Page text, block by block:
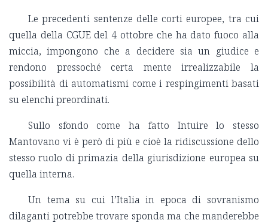
Le precedenti sentenze delle corti europee, tra cui
quella della CGUE del 4 ottobre che ha dato fuoco alla
miccia, impongono che a decidere sia un giudice e
rendono pressoché certa mente irrealizzabile la
possibilità di automatismi come i respingimenti basati
su elenchi preordinati.
Sullo sfondo come ha fatto Intuire lo stesso
Mantovano vi è però di più e cioè la ridiscussione dello
stesso ruolo di primazia della giurisdizione europea su
quella interna.
Un tema su cui l’Italia in epoca di sovranismo
dilaganti potrebbe trovare sponda ma che manderebbe